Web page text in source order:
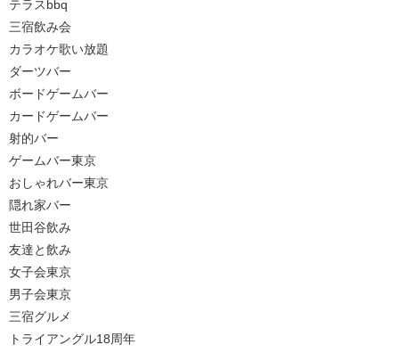
テラスbbq
三宿飲み会
カラオケ歌い放題
ダーツバー
ボードゲームバー
カードゲームバー
射的バー
ゲームバー東京
おしゃれバー東京
隠れ家バー
世田谷飲み
友達と飲み
女子会東京
男子会東京
三宿グルメ
トライアングル18周年